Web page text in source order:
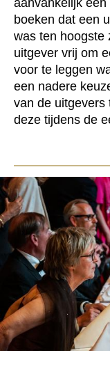
aanvankelijk een
boeken dat een
was ten hoogste
uitgever vrij om
voor te leggen
een nadere
van de uitgevers
deze tijdens de